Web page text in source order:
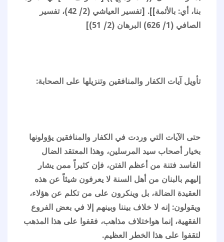
بنا، أي: بالأئمة]]. [تفسير العياشي (2/ 42)، تفسير
الصافي (1/ 626) البرهان (2/ 51)]
تأويل آيات الكفار والمنافقين وتنزيلها على الصحابة:
حتى الآيات التي وردت في الكفار والمنافقين يؤولونها
بخيار أصحاب سيد المرسلين، وهذا المعتقد الضال
الفاسد فتنة من أعظم الفتن، فإن كثيراً ممن يشار
إليهم بالبنان من أهل السنة لا يعرفون شيئاً عن هذه
العقيدة الضالة، بل وينكرون على من تكلم عن هؤلاء،
ويقولون: إنه لا خلاف بيننا وبينهم إلا في بعض الفروع
الفقهية، إنما هواختلاف مذاهب، فقفوا على هذا المذهب
لتقفوا على هذا الخطر العظيم.